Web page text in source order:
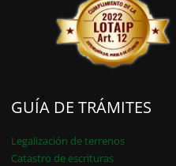
GUÍA DE TRÁMITES
Legalización de terrenos
Catastro de escrituras